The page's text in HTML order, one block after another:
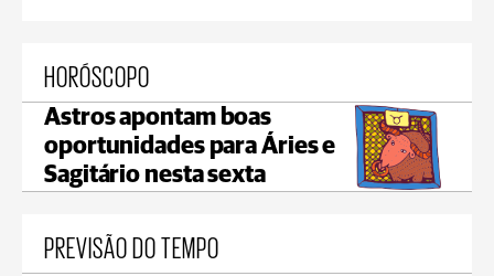
HORÓSCOPO
Astros apontam boas
oportunidades para Áries e
Sagitário nesta sexta
PREVISÃO DO TEMPO